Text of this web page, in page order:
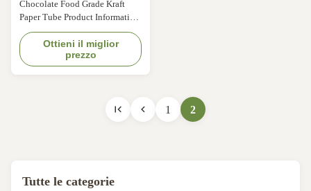
carta per alimenti per
Chocolate Food Grade Kraft
Paper Tube Product Information
Product Details Name Chocolate
Food Grade Kraft Paper Tube
Material kraft paper / aluminum
foil Size As requested Design As
Handling Glossy, matte ...
Ottieni il miglior
prezzo
1 2
Tutte le categorie